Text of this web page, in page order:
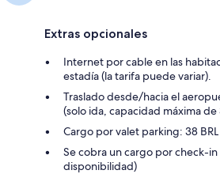
Extras opcionales
Internet por cable en las
estadía (la tarifa puede variar).
Traslado desde/hacia el
(solo ida, capacidad máxima de
Cargo por valet parking: 38
Se cobra un cargo por check-
disponibilidad)